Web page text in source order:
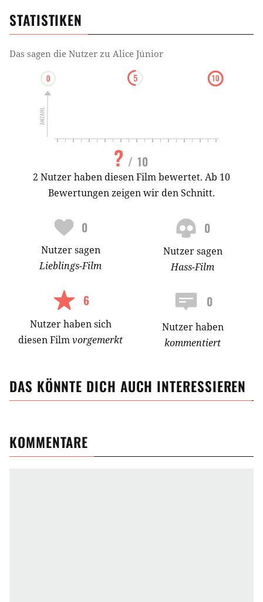
STATISTIKEN
Das sagen die Nutzer zu Alice Júnior
? / 10
2 Nutzer haben diesen Film bewertet. Ab 10
Bewertungen zeigen wir den Schnitt.
0
Nutzersagen
Lieblings-Film
0
Nutzersagen
Hass-Film
6
Nutzerhabensich
diesen Filmvorgemerkt
0
Nutzer haben
kommentiert
DAS KÖNNTE DICH AUCH INTERESSIEREN
KOMMENTARE